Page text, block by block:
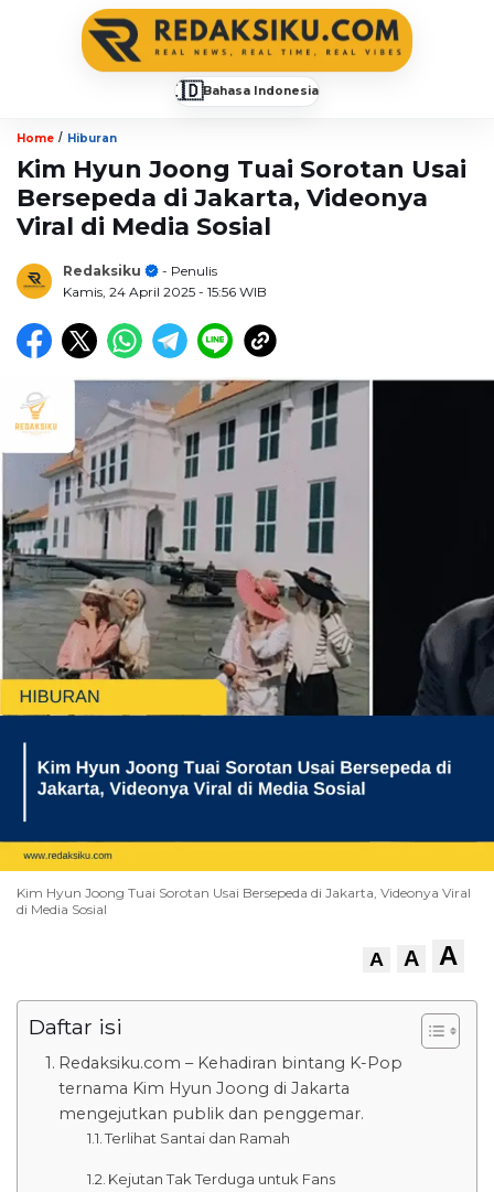
🇮🇩Bahasa Indonesia
Home / Hiburan
Kim Hyun Joong Tuai Sorotan Usai
Bersepeda di Jakarta, Videonya
Viral di Media Sosial
Redaksiku
- Penulis
Kamis, 24 April 2025 - 15:56 WIB
Kim Hyun Joong Tuai Sorotan Usai Bersepeda di Jakarta, Videonya Viral
di Media Sosial
A A A
Daftar isi
Redaksiku.com – Kehadiran bintang K-Pop
ternama Kim Hyun Joong di Jakarta
mengejutkan publik dan penggemar.
Terlihat Santai dan Ramah
Kejutan Tak Terduga untuk Fans